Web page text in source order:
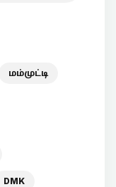
மம்முட்டி
DMK